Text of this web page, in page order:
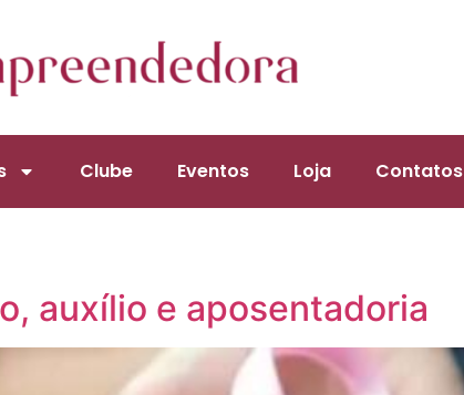
Clube Eventos Loja Contatos
auxílio e aposentadoria